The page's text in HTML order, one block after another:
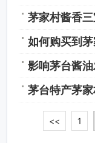
茅家村酱香
如何购买到
影响茅台酱
茅台特产茅
<< 1